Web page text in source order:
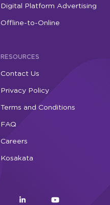
Digital Platform Advertising
Offline-to-Online
RESOURCES
Contact Us
Privacy Policy
Terms and Conditions
FAQ
Careers
Kosakata